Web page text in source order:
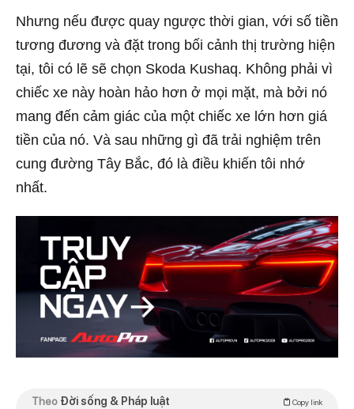
Nhưng nếu được quay ngược thời gian, với số tiền
tương đương và đặt trong bối cảnh thị trường hiện
tại, tôi có lẽ sẽ chọn Skoda Kushaq. Không phải vì
chiếc xe này hoàn hảo hơn ở mọi mặt, mà bởi nó
mang đến cảm giác của một chiếc xe lớn hơn giá
tiền của nó. Và sau những gì đã trải nghiệm trên
cung đường Tây Bắc, đó là điều khiến tôi nhớ
nhất.
Theo Đời sống & Pháp luật Copy link